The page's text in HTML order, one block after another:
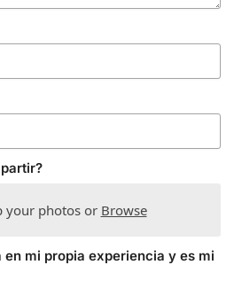
your photos or Browse
en mi propia experiencia y es mi